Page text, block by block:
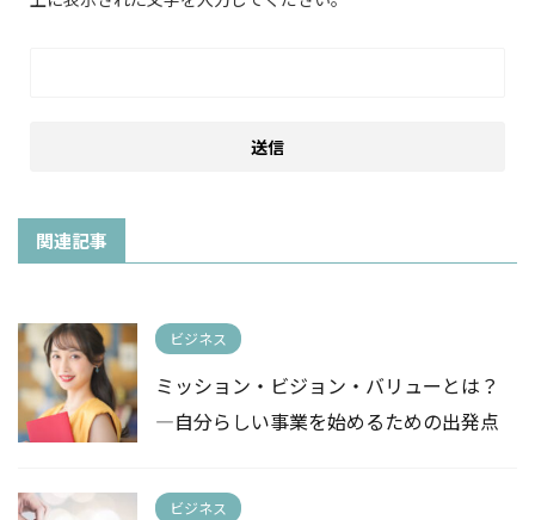
関連記事
ビジネス
ミッション・ビジョン・バリューとは？
—自分らしい事業を始めるための出発点
ビジネス